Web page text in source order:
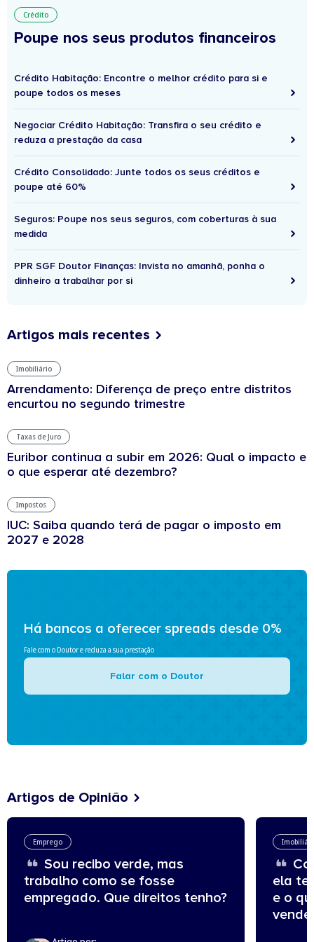
Crédito
Poupe nos seus produtos financeiros
Crédito Habitação: Encontre o melhor crédito para si e
poupe todos os meses
Negociar Crédito Habitação: Transfira o seu crédito e
reduza a prestação da casa
Crédito Consolidado: Junte todos os seus créditos e
poupe até 60%
Seguros: Poupe nos seus seguros, com coberturas à sua
medida
PPR SGF Doutor Finanças: Invista no amanhã, ponha o
dinheiro a trabalhar por si
Artigos mais recentes
Imobiliário
Arrendamento: Diferença de preço entre distritos
encurtou no segundo trimestre
Taxas de Juro
Euribor continua a subir em 2026: Qual o impacto e
o que esperar até dezembro?
Impostos
IUC: Saiba quando terá de pagar o imposto em
2027 e 2028
Há bancos a oferecer spreads desde 0%
Fale com o Doutor e reduza a sua prestação
Falar com o Doutor
Artigos de Opinião
Emprego
Sou recibo verde, mas
trabalho como se fosse
empregado. Que direitos tenho?
ela
e o